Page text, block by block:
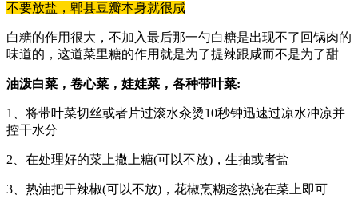
不要放盐，郫县豆瓣本身就很咸
白糖的作用很大，不加入最后那一勺白糖是出现不了回锅肉的
味道的，这道菜里糖的作用就是为了提辣跟咸而不是为了甜
油泼白菜，卷心菜，娃娃菜，各种带叶菜:
1、将带叶菜切丝或者片过滚水汆烫10秒钟迅速过凉水冲凉并
控干水分
2、在处理好的菜上撒上糖(可以不放)，生抽或者盐
3、热油把干辣椒(可以不放)，花椒烹糊趁热浇在菜上即可